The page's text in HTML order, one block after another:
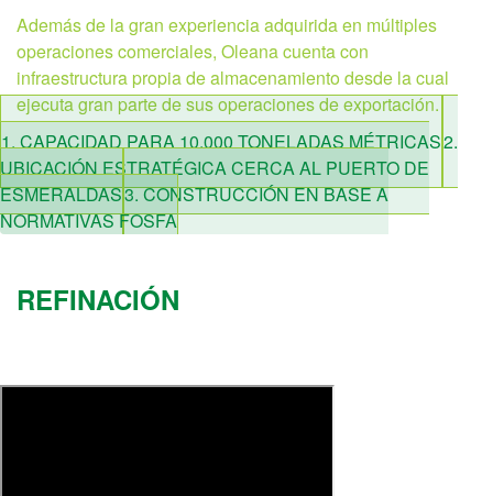
Además de la gran experiencia adquirida en múltiples
operaciones comerciales, Oleana cuenta con
infraestructura propia de almacenamiento desde la cual
ejecuta gran parte de sus operaciones de exportación.
1. CAPACIDAD PARA 10.000 TONELADAS MÉTRICAS2.
UBICACIÓN ESTRATÉGICA CERCA AL PUERTO DE
ESMERALDAS3. CONSTRUCCIÓN EN BASE A
NORMATIVAS FOSFA
REFINACIÓN